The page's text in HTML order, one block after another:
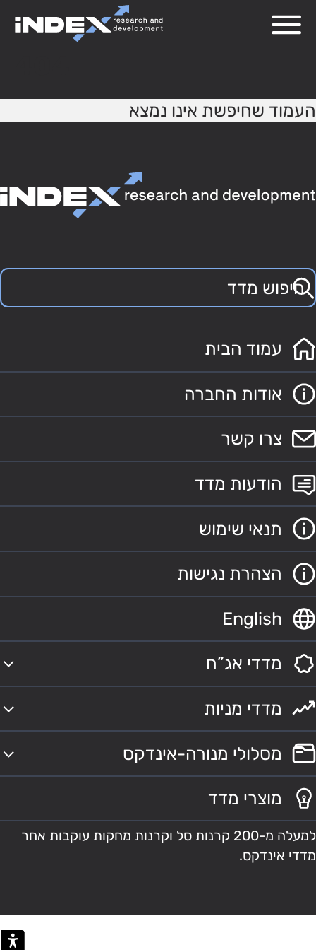
העמוד שחיפשת אינו נמצא
עמוד הבית
אודות החברה
צרו קשר
הודעות מדד
תנאי שימוש
הצהרת נגישות
English
מדדי אג”ח
מדדי מניות
מסלולי מנורה-אינדקס
מוצרי מדד
למעלה מ-200 קרנות סל וקרנות מחקות עוקבות אחר
מדדי אינדקס.